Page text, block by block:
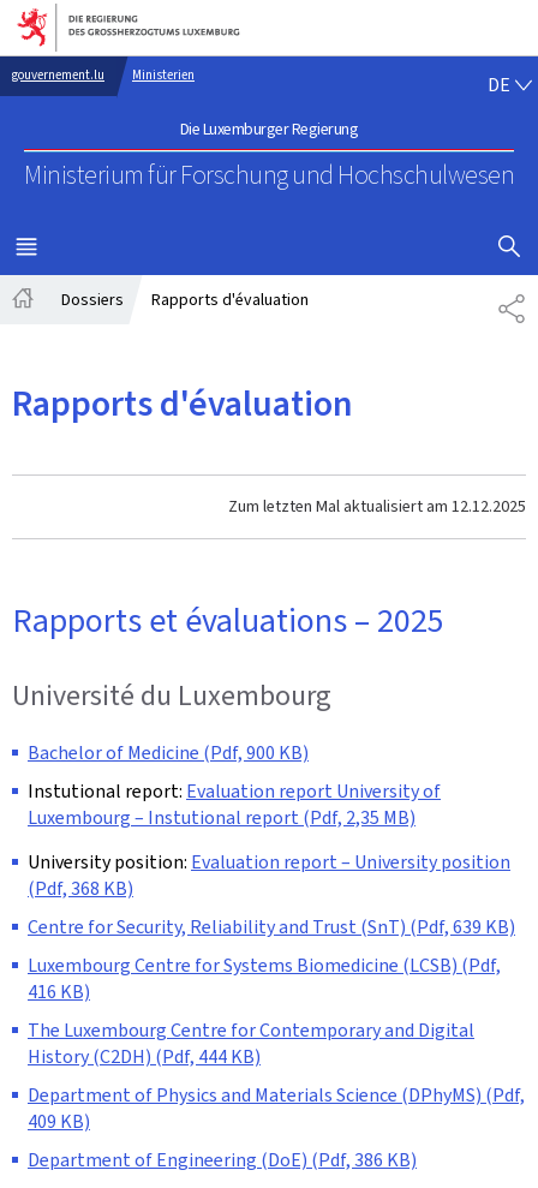
Zur Hauptnavigation
Zum Inhalt
gouvernement.lu Ministerien
Die Luxemburger Regierung
Ministerium für Forschungund Hochschulwesen
DE
MENÜ
HAUPT-
Dossiers Rapports d'évaluation
Rapports d'évaluation
Zum letzten Mal aktualisiert am 12.12.2025
Rapports et évaluations – 2025
Université du Luxembourg
Bachelor of Medicine (Pdf, 900 KB)
Instutional report: Evaluation report University of
Luxembourg – Instutional report (Pdf, 2,35 MB)
University position: Evaluation report – University position
(Pdf, 368 KB)
Centre for Security, Reliability and Trust (SnT) (Pdf, 639 KB)
Luxembourg Centre for Systems Biomedicine (LCSB) (Pdf,
416 KB)
The Luxembourg Centre for Contemporary and Digital
History (C2DH) (Pdf, 444 KB)
Department of Physics and Materials Science (DPhyMS) (Pdf,
409 KB)
Department of Engineering (DoE) (Pdf, 386 KB)